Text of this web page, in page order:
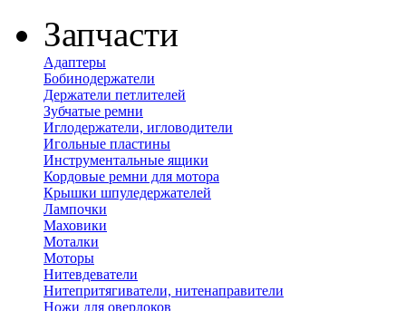
Запчасти
Адаптеры
Бобинодержатели
Держатели петлителей
Зубчатые ремни
Иглодержатели, игловодители
Игольные пластины
Инструментальные ящики
Кордовые ремни для мотора
Крышки шпуледержателей
Лампочки
Маховики
Моталки
Моторы
Нитевдеватели
Нитепритягиватели, нитенаправители
Ножи для оверлоков